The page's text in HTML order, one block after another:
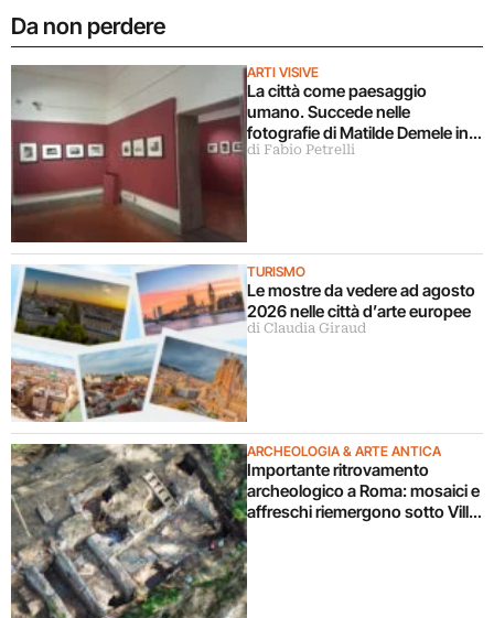
Da non perdere
ARTI VISIVE
La città come paesaggio
umano. Succede nelle
fotografie di Matilde Demele in
mostra a Roma
di Fabio Petrelli
TURISMO
Le mostre da vedere ad agosto
2026 nelle città d’arte europee
di Claudia Giraud
ARCHEOLOGIA & ARTE ANTICA
Importante ritrovamento
archeologico a Roma: mosaici e
affreschi riemergono sotto Villa